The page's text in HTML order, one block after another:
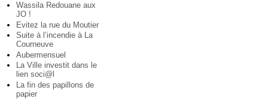
Wassila Redouane aux
JO !
Evitez la rue du Moutier
Suite à l’incendie à La
Courneuve
Aubermensuel
La Ville investit dans le
lien soci@l
La fin des papillons de
papier